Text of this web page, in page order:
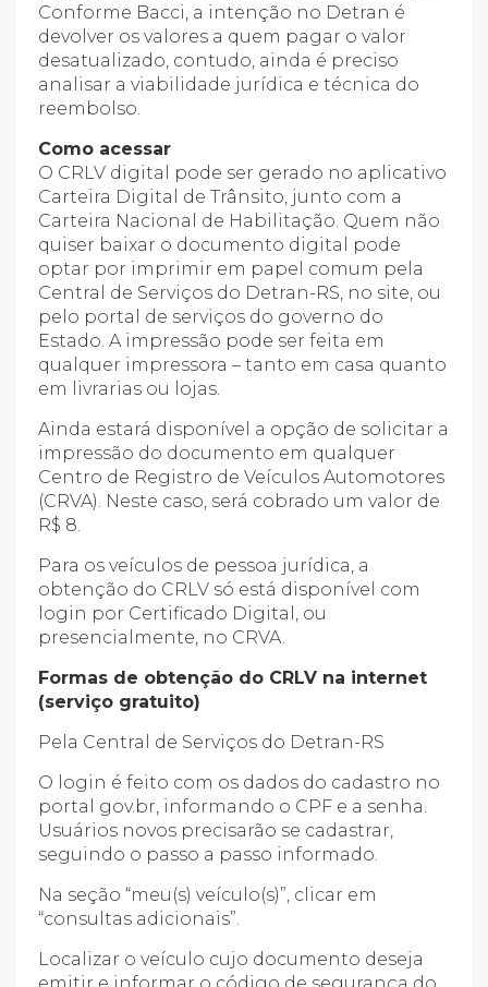
Conforme Bacci, a intenção no Detran é
devolver os valores a quem pagar o valor
desatualizado, contudo, ainda é preciso
analisar a viabilidade jurídica e técnica do
reembolso.
Como acessar
O CRLV digital pode ser gerado no aplicativo
Carteira Digital de Trânsito, junto com a
Carteira Nacional de Habilitação. Quem não
quiser baixar o documento digital pode
optar por imprimir em papel comum pela
Central de Serviços do Detran-RS, no site, ou
pelo portal de serviços do governo do
Estado. A impressão pode ser feita em
qualquer impressora – tanto em casa quanto
em livrarias ou lojas.
Ainda estará disponível a opção de solicitar a
impressão do documento em qualquer
Centro de Registro de Veículos Automotores
(CRVA). Neste caso, será cobrado um valor de
R$ 8.
Para os veículos de pessoa jurídica, a
obtenção do CRLV só está disponível com
login por Certificado Digital, ou
presencialmente, no CRVA.
Formas de obtenção do CRLV na internet
(serviço gratuito)
Pela Central de Serviços do Detran-RS
O login é feito com os dados do cadastro no
portal gov.br, informando o CPF e a senha.
Usuários novos precisarão se cadastrar,
seguindo o passo a passo informado.
Na seção “meu(s) veículo(s)”, clicar em
“consultas adicionais”.
Localizar o veículo cujo documento deseja